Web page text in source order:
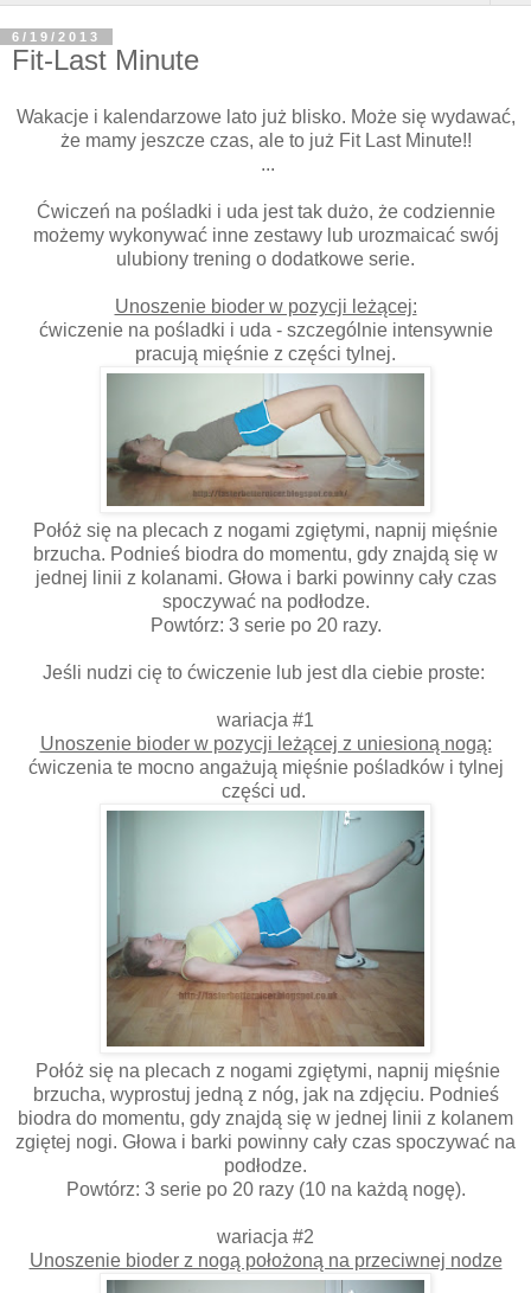
6/19/2013
Fit-Last Minute
Wakacje i kalendarzowe lato już blisko. Może się wydawać,
że mamy jeszcze czas, ale to już Fit Last Minute!!
...
Ćwiczeń na pośladki i uda jest tak dużo, że codziennie
możemy wykonywać inne zestawy lub urozmaicać swój
ulubiony trening o dodatkowe serie.
Unoszenie bioder w pozycji leżącej:
ćwiczenie na pośladki i uda - szczególnie intensywnie
pracują mięśnie z części tylnej.
Połóż się na plecach z nogami zgiętymi, napnij mięśnie
brzucha. Podnieś biodra do momentu, gdy znajdą się w
jednej linii z kolanami. Głowa i barki powinny cały czas
spoczywać na podłodze.
Powtórz: 3 serie po 20 razy.
Jeśli nudzi cię to ćwiczenie lub jest dla ciebie proste:
wariacja #1
Unoszenie bioder w pozycji leżącej z uniesioną nogą:
ćwiczenia te mocno angażują mięśnie pośladków i tylnej
części ud.
Połóż się na plecach z nogami zgiętymi, napnij mięśnie
brzucha, wyprostuj jedną z nóg, jak na zdjęciu. Podnieś
biodra do momentu, gdy znajdą się w jednej linii z kolanem
zgiętej nogi. Głowa i barki powinny cały czas spoczywać na
podłodze.
Powtórz: 3 serie po 20 razy (10 na każdą nogę).
wariacja #2
Unoszenie bioder z nogą położoną na przeciwnej nodze